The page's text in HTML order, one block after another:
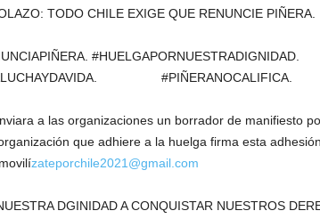
TODO CHILE EXIGE QUE RENUNCIE PIÑERA.
#HUELGAPORNUESTRADIGNIDAD.
#PIÑERANOCALIFICA.
a las organizaciones un borrador de manifiesto
que adhiere a la huelga firma esta
zateporchile2021@gmail.com
DGINIDAD A CONQUISTAR NUESTROS